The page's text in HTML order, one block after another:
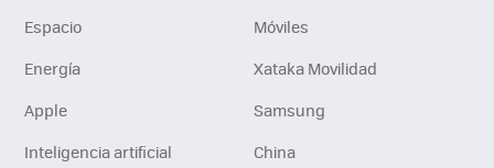
Espacio
Móviles
Energía
Xataka Movilidad
Apple
Samsung
Inteligencia artificial
China